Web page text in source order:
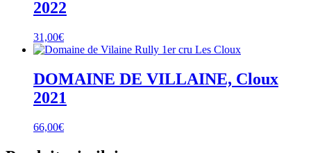
2022
31,00€
DOMAINE DE VILLAINE, Cloux
2021
66,00€